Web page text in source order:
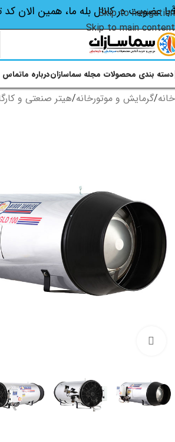
Skip to navigation
Skip to main content
عضویت در کانال بله ما، همین
دسته بندی محصولات مجله سماسازاندرباره ماتماس
خانه/گرمایش و موتورخانه/هیتر صنعتی و